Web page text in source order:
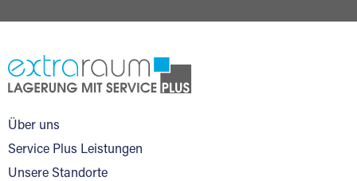
Über uns
Service Plus Leistungen
Unsere Standorte